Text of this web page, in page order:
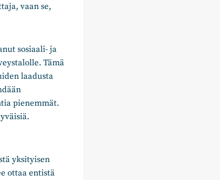
vaan se,
sosiaali- ja
Tämä
laadusta
pienemmät.
yksityisen
ottaa entistä